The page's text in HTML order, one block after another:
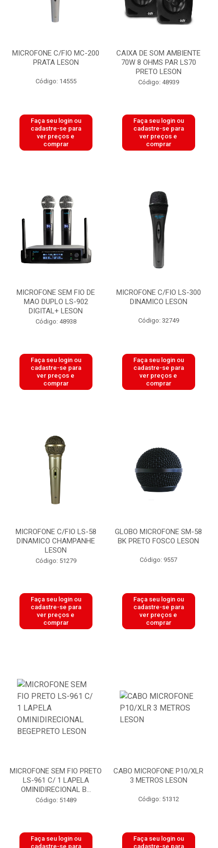
MICROFONE C/FIO MC-200
PRATA LESON
Código: 14555
Faça seu login ou
cadastre-se para
ver preços e
comprar
CAIXA DE SOM AMBIENTE
70W 8 OHMS PAR LS70
PRETO LESON
Código: 48939
Faça seu login ou
cadastre-se para
ver preços e
comprar
MICROFONE SEM FIO DE
MAO DUPLO LS-902
DIGITAL+ LESON
Código: 48938
Faça seu login ou
cadastre-se para
ver preços e
comprar
MICROFONE C/FIO LS-300
DINAMICO LESON
Código: 32749
Faça seu login ou
cadastre-se para
ver preços e
comprar
MICROFONE C/FIO LS-58
DINAMICO CHAMPANHE
LESON
Código: 51279
Faça seu login ou
cadastre-se para
ver preços e
comprar
GLOBO MICROFONE SM-58
BK PRETO FOSCO LESON
Código: 9557
Faça seu login ou
cadastre-se para
ver preços e
comprar
MICROFONE SEM FIO PRETO
LS-961 C/ 1 LAPELA
OMINIDIRECIONAL B...
Código: 51489
Faça seu login ou
cadastre-se para
CABO MICROFONE P10/XLR
3 METROS LESON
Código: 51312
Faça seu login ou
cadastre-se para